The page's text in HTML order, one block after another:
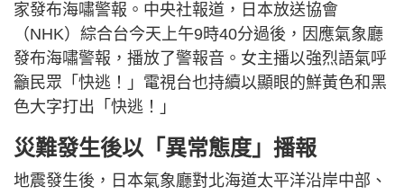
家發布海嘯警報。中央社報道，日本放送協會
（NHK）綜合台今天上午9時40分過後，因應氣象廳
發布海嘯警報，播放了警報音。女主播以強烈語氣呼
籲民眾「快逃！」電視台也持續以顯眼的鮮黃色和黑
色大字打出「快逃！」
災難發生後以「異常態度」播報
地震發生後，日本氣象廳對北海道太平洋沿岸中部、